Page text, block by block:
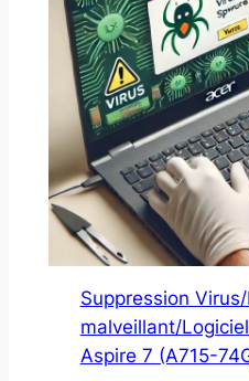
Suppression
malveillant/
Aspire 7 (A715-